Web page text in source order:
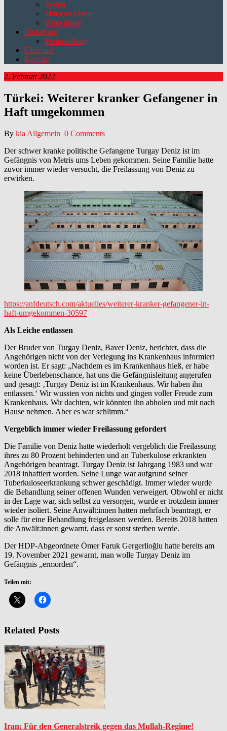
Syrien
Mittlerer Osten
Balochistan
Einladung
Veranstaltung
Über uns
Kontakt
2. Februar 2022
Türkei: Weiterer kranker Gefangener in
Haft umgekommen
By kia Allgemein 0 Comments
Der schwer kranke politische Gefangene Turgay Deniz ist im
Gefängnis von Metris ums Leben gekommen. Seine Familie hatte
zuvor immer wieder versucht, die Freilassung von Deniz zu
erwirken.
https://anfdeutsch.com/aktuelles/weiterer-kranker-gefangener-in-
haft-umgekommen-30597
Als Leiche entlassen
Der Bruder von Turgay Deniz, Baver Deniz, berichtet, dass die
Angehörigen nicht von der Verlegung ins Krankenhaus informiert
worden ist. Er sagt: „Nachdem es im Krankenhaus hieß, er habe
keine Überlebenschance, hat uns die Gefängnisleitung angerufen
und gesagt: ‚Turgay Deniz ist im Krankenhaus. Wir haben ihn
entlassen.‘ Wir wussten von nichts und gingen voller Freude zum
Krankenhaus. Wir dachten, wir könnten ihn abholen und mit nach
Hause nehmen. Aber es war schlimm.“
Vergeblich immer wieder Freilassung gefordert
Die Familie von Deniz hatte wiederholt vergeblich die Freilassung
ihres zu 80 Prozent behinderten und an Tuberkulose erkrankten
Angehörigen beantragt. Turgay Deniz ist Jahrgang 1983 und war
2018 inhaftiert worden. Seine Lunge war aufgrund seiner
Tuberkuloseerkrankung schwer geschädigt. Immer wieder wurde
die Behandlung seiner offenen Wunden verweigert. Obwohl er nicht
in der Lage war, sich selbst zu versorgen, wurde er trotzdem immer
wieder isoliert. Seine Anwält:innen hatten mehrfach beantragt, er
solle für eine Behandlung freigelassen werden. Bereits 2018 hatten
die Anwält:innen gewarnt, dass er sonst sterben werde.
Der HDP-Abgeordnete Ömer Faruk Gergerlioğlu hatte bereits am
19. November 2021 gewarnt, man wolle Turgay Deniz im
Gefängnis „ermorden“.
Teilen mit:
Related Posts
Iran: Für den Generalstreik gegen das Mullah-Regime!